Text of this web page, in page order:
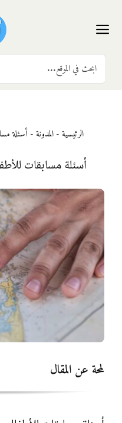
content
Toggle
Navigation
الرئيسية
المرحلة الأولى
المرحلة الثانية
المرحلة الثالثة
المواد
أنواع الموارد
Search
for:
الرئيسية-المدونة-أسئلة
أسئلة مسابقات
لمحة عن المقال